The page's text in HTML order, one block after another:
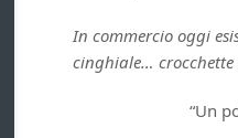
In commercio oggi
cinghiale…
“Un